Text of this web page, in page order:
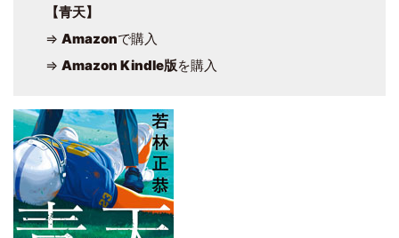
【青天】
⇒ Amazonで購入
⇒ Amazon Kindle版を購入